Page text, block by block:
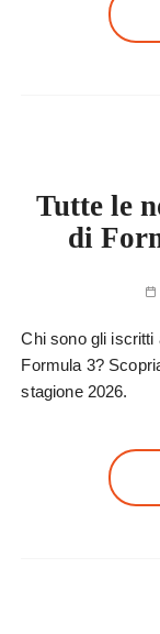
Tutte le
di
Chi sono gli iscritti
Formula 3?
stagione 2026.